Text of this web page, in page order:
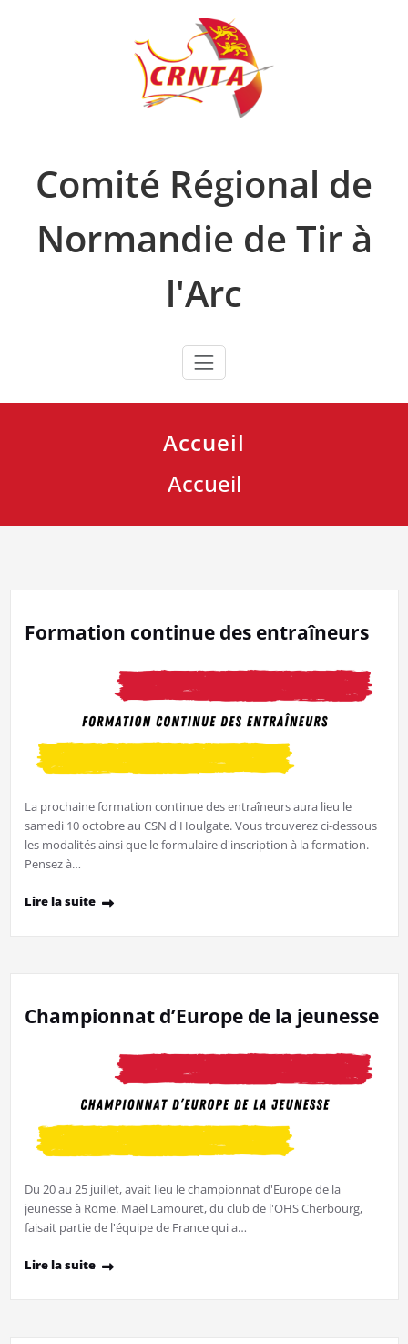
Comité Régional de
Normandie de Tir à
l'Arc
Accueil
Accueil
Formation continue des entraîneurs
La prochaine formation continue des entraîneurs aura lieu le
samedi 10 octobre au CSN d'Houlgate. Vous trouverez ci-dessous
les modalités ainsi que le formulaire d'inscription à la formation.
Pensez à…
Lire la suite
Championnat d’Europe de la jeunesse
Du 20 au 25 juillet, avait lieu le championnat d'Europe de la
jeunesse à Rome. Maël Lamouret, du club de l'OHS Cherbourg,
faisait partie de l'équipe de France qui a…
Lire la suite